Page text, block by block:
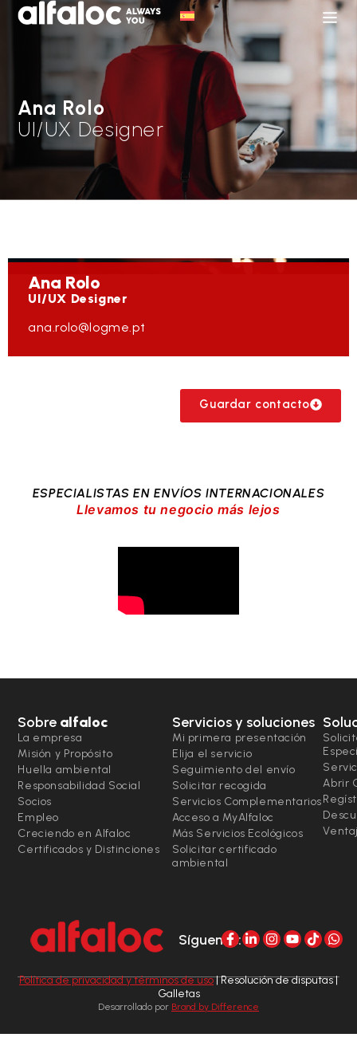
Ana Rolo
UI/UX Designer
Ana Rolo
UI/UX Designer
ana.rolo@logme.pt
Guardar contacto
ESPECIALISTAS EN ENVÍOS INTERNACIONALES
Llevamos tu negocio más lejos
Sobre alfaloc
La empresa
Misión y Propósito
Huella ambiental
Responsabilidad Social
Socios
Empleo
Creciendo en Alfaloc
Certificados y Distinciones
Servicios y soluciones
Mi primera presentación
Elija el servicio
Seguimiento del envío
Solicitar recogida
Servicios Complementarios
Acceso a MyAlfaloc
Más Servicios Ecológicos
Solicitar certificado
ambiental
Abrir
Síguenos:
Política de privacidad y términos de uso| Resolución de disputas |
Galletas
Desarrollado por Brand by Difference